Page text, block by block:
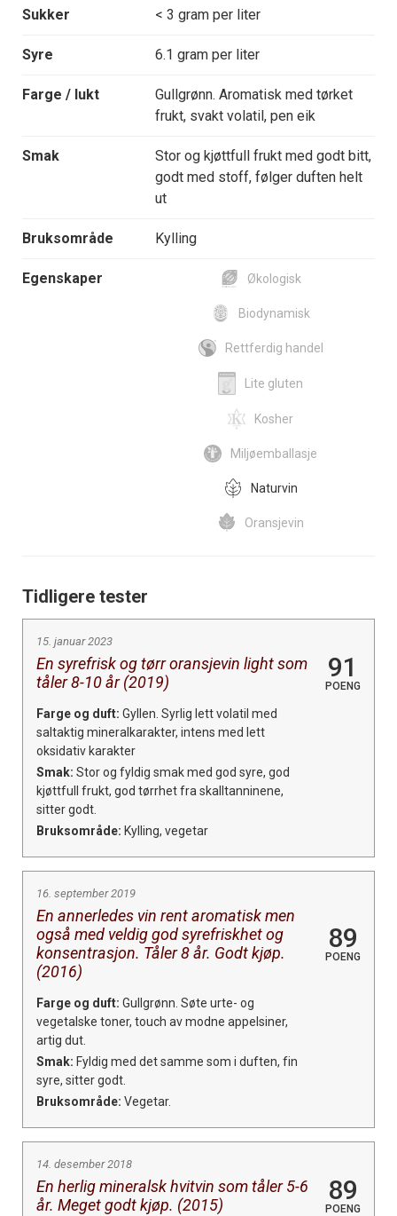
Sukker < 3 gram per liter
Syre 6.1 gram per liter
Farge / lukt
Gullgrønn. Aromatisk med tørket
frukt, svakt volatil, pen eik
Smak
Stor og kjøttfull frukt med godt bitt,
godt med stoff, følger duften helt
ut
Bruksområde Kylling
Egenskaper Økologisk
Biodynamisk
Rettferdig handel
Lite gluten
Kosher
Miljøemballasje
Naturvin
Oransjevin
Tidligere tester
15. januar 2023
En syrefrisk og tørr oransjevin light som
tåler 8-10 år (2019)
91
POENG
Farge og duft: Gyllen. Syrlig lett volatil med
saltaktig mineralkarakter, intens med lett
oksidativ karakter
Smak: Stor og fyldig smak med god syre, god
kjøttfull frukt, god tørrhet fra skalltanninene,
sitter godt.
Bruksområde: Kylling, vegetar
16. september 2019
En annerledes vin rent aromatisk men
også med veldig god syrefriskhet og
konsentrasjon. Tåler 8 år. Godt kjøp.
(2016)
89
POENG
Farge og duft: Gullgrønn. Søte urte- og
vegetalske toner, touch av modne appelsiner,
artig dut.
Smak: Fyldig med det samme som i duften, fin
syre, sitter godt.
Bruksområde: Vegetar.
14. desember 2018
En herlig mineralsk hvitvin som tåler 5-6
år. Meget godt kjøp. (2015)
89
POENG